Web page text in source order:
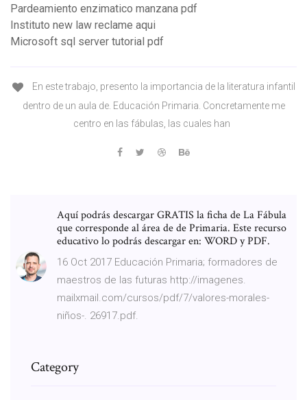
Pardeamiento enzimatico manzana pdf
Instituto new law reclame aqui
Microsoft sql server tutorial pdf
En este trabajo, presento la importancia de la literatura infantil
dentro de un aula de. Educación Primaria. Concretamente me
centro en las fábulas, las cuales han
Aquí podrás descargar GRATIS la ficha de La Fábula
que corresponde al área de de Primaria. Este recurso
educativo lo podrás descargar en: WORD y PDF.
16 Oct 2017 Educación Primaria; formadores de
maestros de las futuras http://imagenes.
mailxmail.com/cursos/pdf/7/valores-morales-
niños-. 26917.pdf.
Category